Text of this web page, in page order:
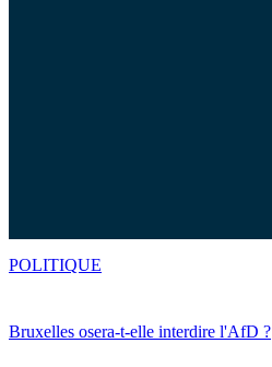
Bruxelles osera-t-elle interdire l'AfD ?
POLITIQUE